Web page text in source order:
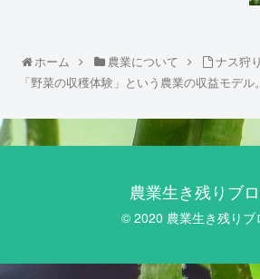
ホーム 農業について
ナス狩
「野菜の収穫体験」という農業の収益モデル。
農業生き残りブ
© 2020 農業生き残りブ